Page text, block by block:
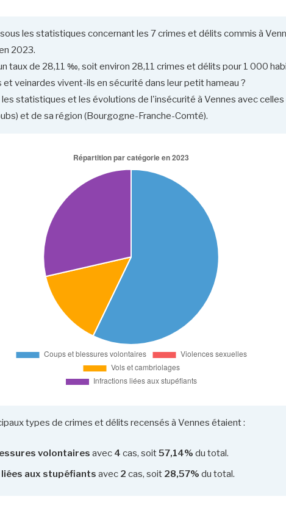
les statistiques concernant les 7 crimes et délits commis à
2023.
taux de 28,11 ‰, soit environ 28,11 crimes et délits pour 1 000
et veinardes vivent-ils en sécurité dans leur petit hameau ?
statistiques et les évolutions de l'insécurité à Vennes avec celles
et de sa région (Bourgogne-Franche-Comté).
types de crimes et délits recensés à Vennes étaient :
volontaires avec 4 cas, soit57,14% du total.
aux stupéfiants avec 2 cas, soit 28,57% du total.